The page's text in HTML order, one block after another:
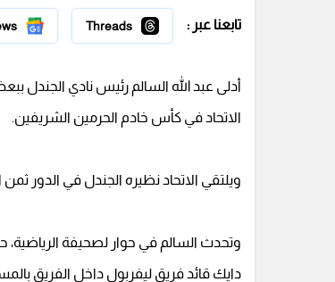
تابعنا عبر : Threads
أدلى عبد الله السالم رئيس نادي الجندل
الاتحاد في كأس خادم الحرمين الشريفين.
ويلتقي الاتحاد نظيره الجندل في الدور
وتحدث السالم في حوار لصحيفة الرياضية،
دايك قائد فريق ليفربول داخل الفريق